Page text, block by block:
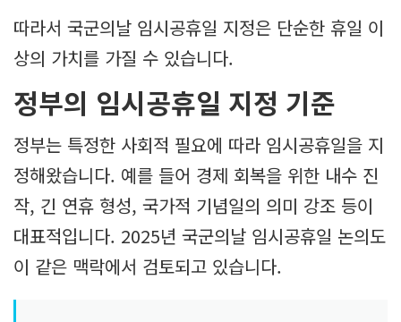
따라서 국군의날 임시공휴일 지정은 단순한 휴일 이
상의 가치를 가질 수 있습니다.
정부의 임시공휴일 지정 기준
정부는 특정한 사회적 필요에 따라 임시공휴일을 지
정해왔습니다. 예를 들어 경제 회복을 위한 내수 진
작, 긴 연휴 형성, 국가적 기념일의 의미 강조 등이
대표적입니다. 2025년 국군의날 임시공휴일 논의도
이 같은 맥락에서 검토되고 있습니다.